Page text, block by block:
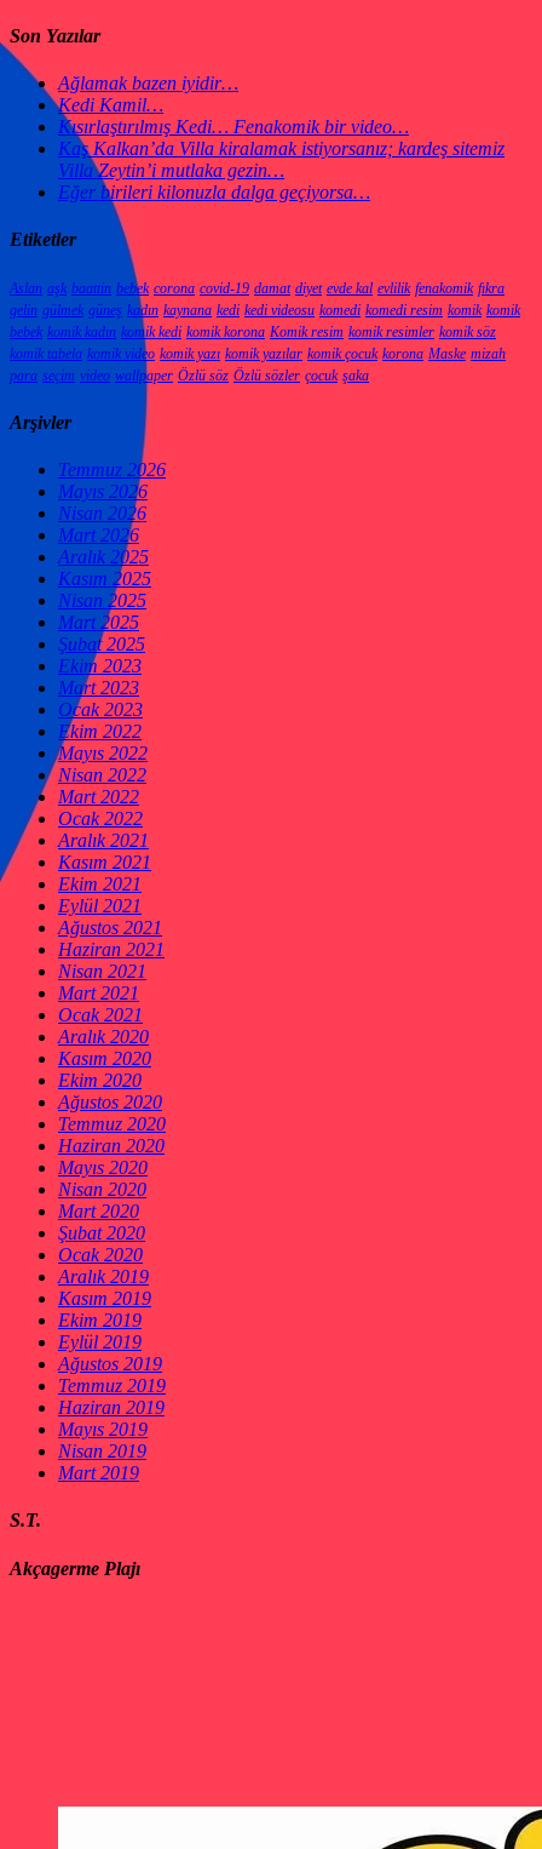
Son Yazılar
Ağlamak bazen iyidir…
Kedi Kamil…
Kısırlaştırılmış Kedi… Fenakomik bir video…
Kaş Kalkan’da Villa kiralamak istiyorsanız; kardeş sitemiz
Villa Zeytin’i mutlaka gezin…
Eğer birileri kilonuzla dalga geçiyorsa…
Etiketler
Aslan aşk baattin bebek corona covid-19 damat diyet evde kal evlilik fenakomik fıkra
gelin gülmek güneş kadın kaynana kedi kedi videosu komedi komedi resim komik komik
bebek komik kadın komik kedi komik korona Komik resim komik resimler komik söz
komik tabela komik video komik yazı komik yazılar komik çocuk korona Maske mizah
para seçim video wallpaper Özlü söz Özlü sözler çocuk şaka
Arşivler
Temmuz 2026
Mayıs 2026
Nisan 2026
Mart 2026
Aralık 2025
Kasım 2025
Nisan 2025
Mart 2025
Şubat 2025
Ekim 2023
Mart 2023
Ocak 2023
Ekim 2022
Mayıs 2022
Nisan 2022
Mart 2022
Ocak 2022
Aralık 2021
Kasım 2021
Ekim 2021
Eylül 2021
Ağustos 2021
Haziran 2021
Nisan 2021
Mart 2021
Ocak 2021
Aralık 2020
Kasım 2020
Ekim 2020
Ağustos 2020
Temmuz 2020
Haziran 2020
Mayıs 2020
Nisan 2020
Mart 2020
Şubat 2020
Ocak 2020
Aralık 2019
Kasım 2019
Ekim 2019
Eylül 2019
Ağustos 2019
Temmuz 2019
Haziran 2019
Mayıs 2019
Nisan 2019
Mart 2019
S.T.
Akçagerme Plajı